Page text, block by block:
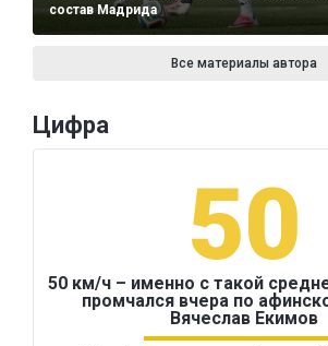
состав Мадрида
Все материалы автора
Цифра
50
50 км/ч – именно с такой
промчался вчера по
Вячеслав Екимов